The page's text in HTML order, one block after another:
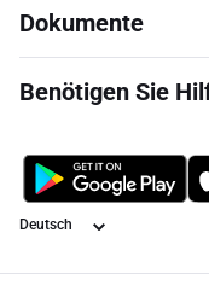
Dokumente
Benötigen Sie
Sprache